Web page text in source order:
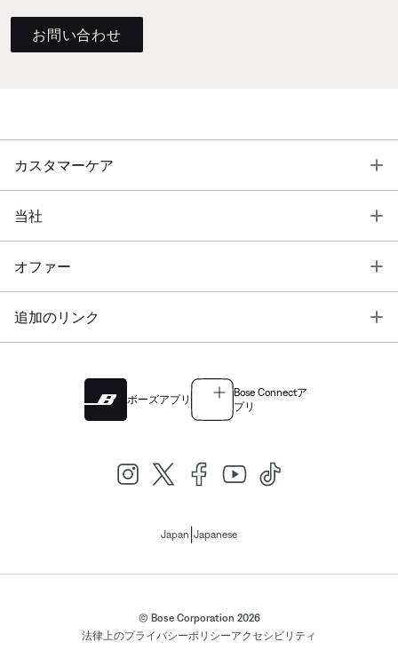
お問い合わせ
カスタマーケア
当社
オファー
追加のリンク
ボーズアプリ
Bose Connectア
プリ
Japan Japanese
© Bose Corporation 2026
法律上のプライバシーポリシーアクセシビリティ